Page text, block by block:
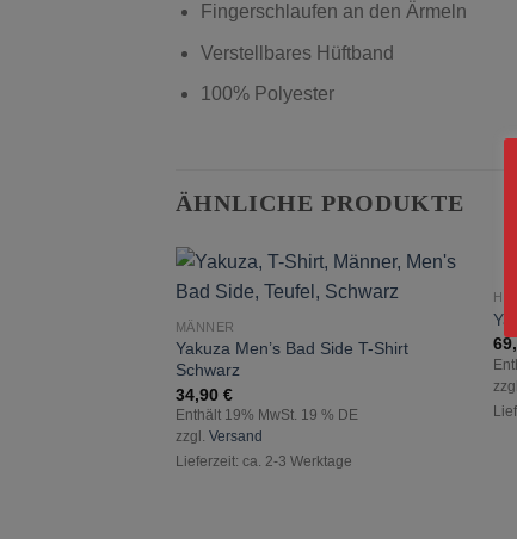
Fingerschlaufen an den Ärmeln
Verstellbares Hüftband
100% Polyester
ÄHNLICHE PRODUKTE
hinzufügen
MÄNNER
Yakuza Men’s Bad Side T-Shirt
Schwarz
34,90 €
Enthält 19% MwSt. 19 % DE
zzgl. Versand
Lieferzeit: ca. 2-3 Werktage